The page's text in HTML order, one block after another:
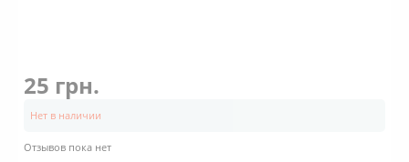
25 грн.
Нет в наличии
Отзывов пока нет